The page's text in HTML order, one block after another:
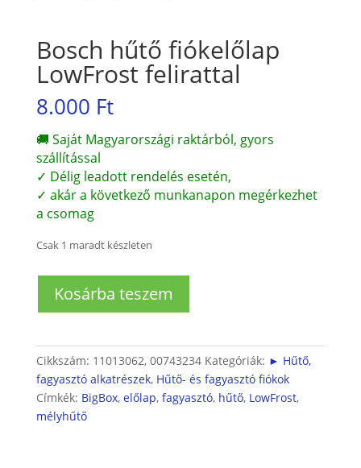
Bosch hűtő fiókelőlap
LowFrost felirattal
8.000 Ft
🚚 Saját Magyarországi raktárból, gyors
szállítással
✓ Délig leadott rendelés esetén,
✓ akár a következő munkanapon megérkezhet
a csomag
Csak 1 maradt készleten
hűtő
felirattal
mennyiség
Kosárba teszem
Cikkszám: 11013062, 00743234 Kategóriák: ► Hűtő,
fagyasztó alkatrészek, Hűtő- és fagyasztó fiókok
Címkék: BigBox, előlap, fagyasztó, hűtő, LowFrost,
mélyhűtő